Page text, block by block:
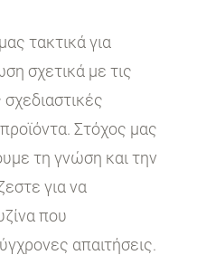
μας τακτικά για
σχετικά με τις
σχεδιαστικές
Στόχος μας
τη γνώση και την
για να
που
απαιτήσεις.